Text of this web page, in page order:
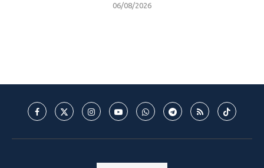
06/08/2026